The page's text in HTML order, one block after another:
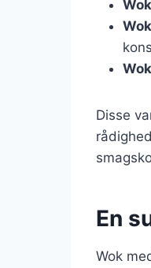
Disse
En
Wok